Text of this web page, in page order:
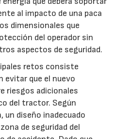
al impacto de una paca
dimensionales que
del operador sin
aspectos de seguridad.
retos consiste
evitar que el nuevo
riesgos adicionales
del tractor. Según
un diseño inadecuado
de seguridad del